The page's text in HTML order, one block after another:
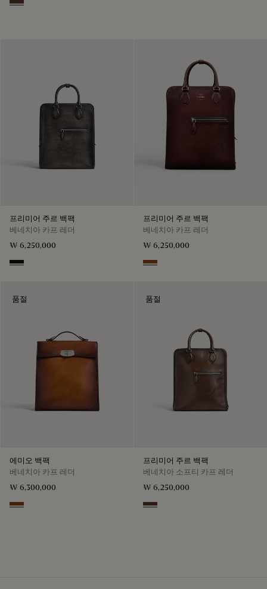
Soft Brown
프리미어 주르 백팩
베네치아 카프 레더
₩ 6,250,000
Nero Grigio
프리미어 주르 백팩
베네치아 카프 레더
₩ 6,250,000
Legno Bruciato
품절
에미오 백팩
베네치아 카프 레더
₩ 6,300,000
Cacao Intenso
품절
프리미어 주르 백팩
베네치아 소프티 카프 레더
₩ 6,250,000
Soft Brown